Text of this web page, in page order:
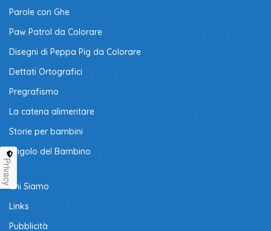
Parole con Ghe
Paw Patrol da Colorare
Disegni di Peppa Pig da Colorare
Dettati Ortografici
Pregrafismo
La catena alimentare
Storie per bambini
Angolo del Bambino
Chi Siamo
Links
Pubblicità
Privacy